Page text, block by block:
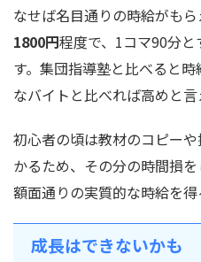
なせば名目通りの時給がも
1800円程度で、1コマ90分と
す。集団指導塾と比べると
なバイトと比べれば高めと言
初心者の頃は教材のコピー
かるため、その分の時間損
額面通りの実質的な時給を得
成長はできないかも